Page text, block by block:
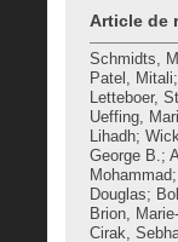
Article de
Schmidts,
Patel, Mitali;
Letteboer,
Ueffing,
Lihadh;
George B.;
Mohammad;
Douglas;
Brion,
Cirak,